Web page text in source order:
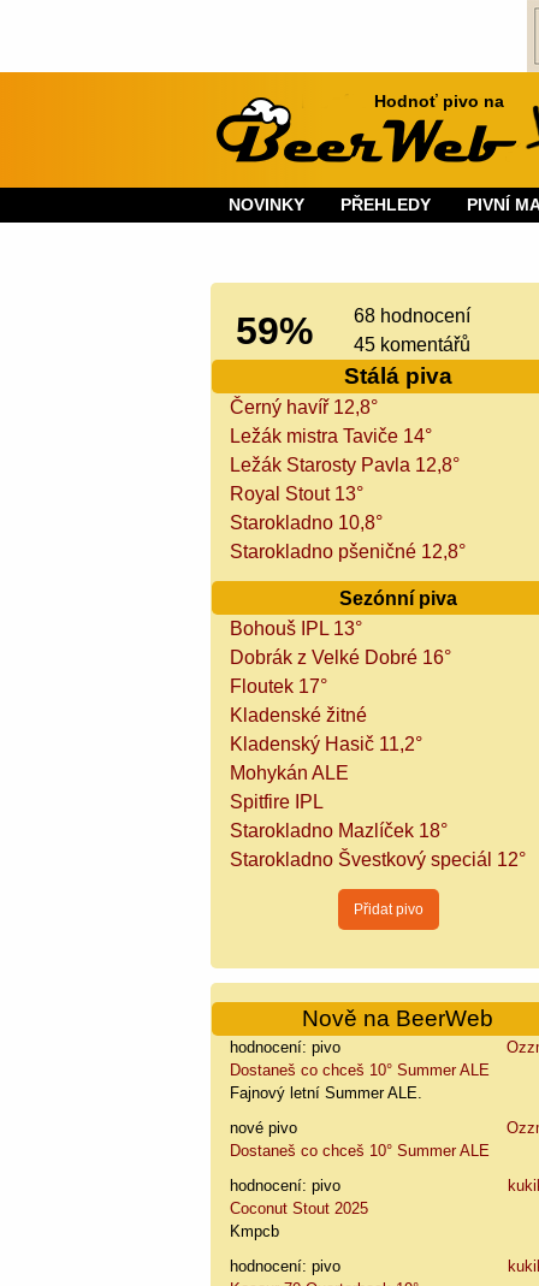
Hodnoť pivo na
NOVINKY PŘEHLEDY PIVNÍ
59%
68 hodnocení
45 komentářů
Stálá piva
Černý havíř 12,8°
Ležák mistra Taviče 14°
Ležák Starosty Pavla 12,8°
Royal Stout 13°
Starokladno 10,8°
Starokladno pšeničné 12,8°
Sezónní piva
Bohouš IPL 13°
Dobrák z Velké Dobré 16°
Floutek 17°
Kladenské žitné
Kladenský Hasič 11,2°
Mohykán ALE
Spitfire IPL
Starokladno Mazlíček 18°
Starokladno Švestkový speciál 12°
Nově na BeerWeb
hodnocení: pivo
Dostaneš co chceš 10° Summer ALE
Fajnový letní Summer ALE.
nové pivo
Dostaneš co chceš 10° Summer ALE
hodnocení: pivo
Coconut Stout 2025
Kmpcb
hodnocení: pivo